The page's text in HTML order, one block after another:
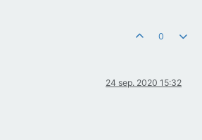
0
24 sep. 2020 15:32